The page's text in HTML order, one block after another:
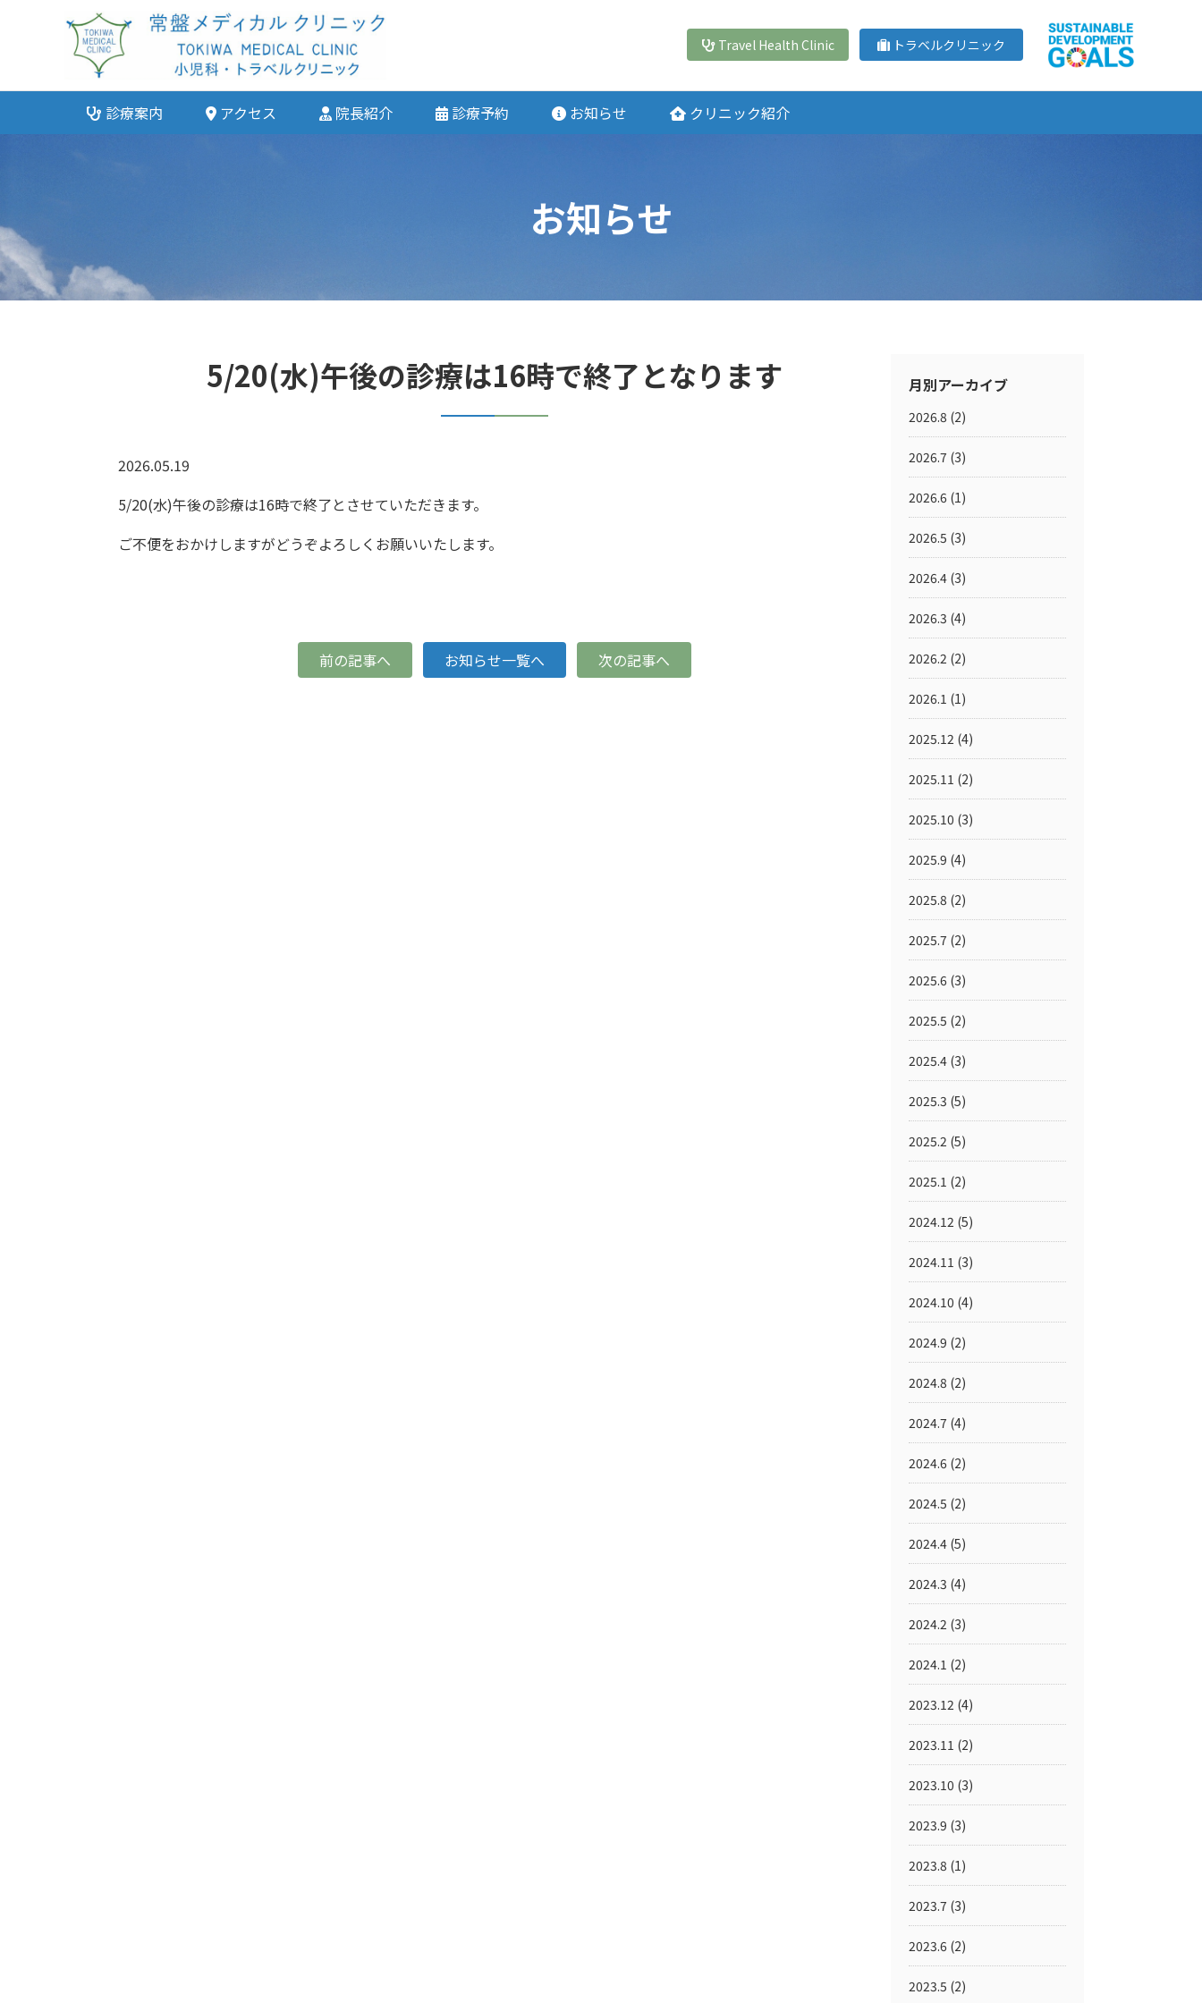
Travel Health Clinic トラベルクリニック
診療案内 アクセス 院長紹介 診療予約 お知らせ クリニック紹介
お知らせ
5/20(水)午後の診療は16時で終了となります
2026.05.19
5/20(水)午後の診療は16時で終了とさせていただきます。
ご不便をおかけしますがどうぞよろしくお願いいたします。
前の記事へ お知らせ一覧へ 次の記事へ
月別アーカイブ
2026.8 (2)
2026.7 (3)
2026.6 (1)
2026.5 (3)
2026.4 (3)
2026.3 (4)
2026.2 (2)
2026.1 (1)
2025.12 (4)
2025.11 (2)
2025.10 (3)
2025.9 (4)
2025.8 (2)
2025.7 (2)
2025.6 (3)
2025.5 (2)
2025.4 (3)
2025.3 (5)
2025.2 (5)
2025.1 (2)
2024.12 (5)
2024.11 (3)
2024.10 (4)
2024.9 (2)
2024.8 (2)
2024.7 (4)
2024.6 (2)
2024.5 (2)
2024.4 (5)
2024.3 (4)
2024.2 (3)
2024.1 (2)
2023.12 (4)
2023.11 (2)
2023.10 (3)
2023.9 (3)
2023.8 (1)
2023.7 (3)
2023.6 (2)
2023.5 (2)